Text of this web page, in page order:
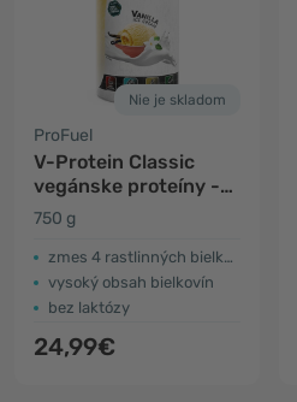
Nie je skladom
ProFuel
V-Protein Classic
vegánske proteíny -
vanilková zmrzlina
750 g
zmes 4 rastlinných bielkovín
vysoký obsah bielkovín
bez laktózy
24,99€